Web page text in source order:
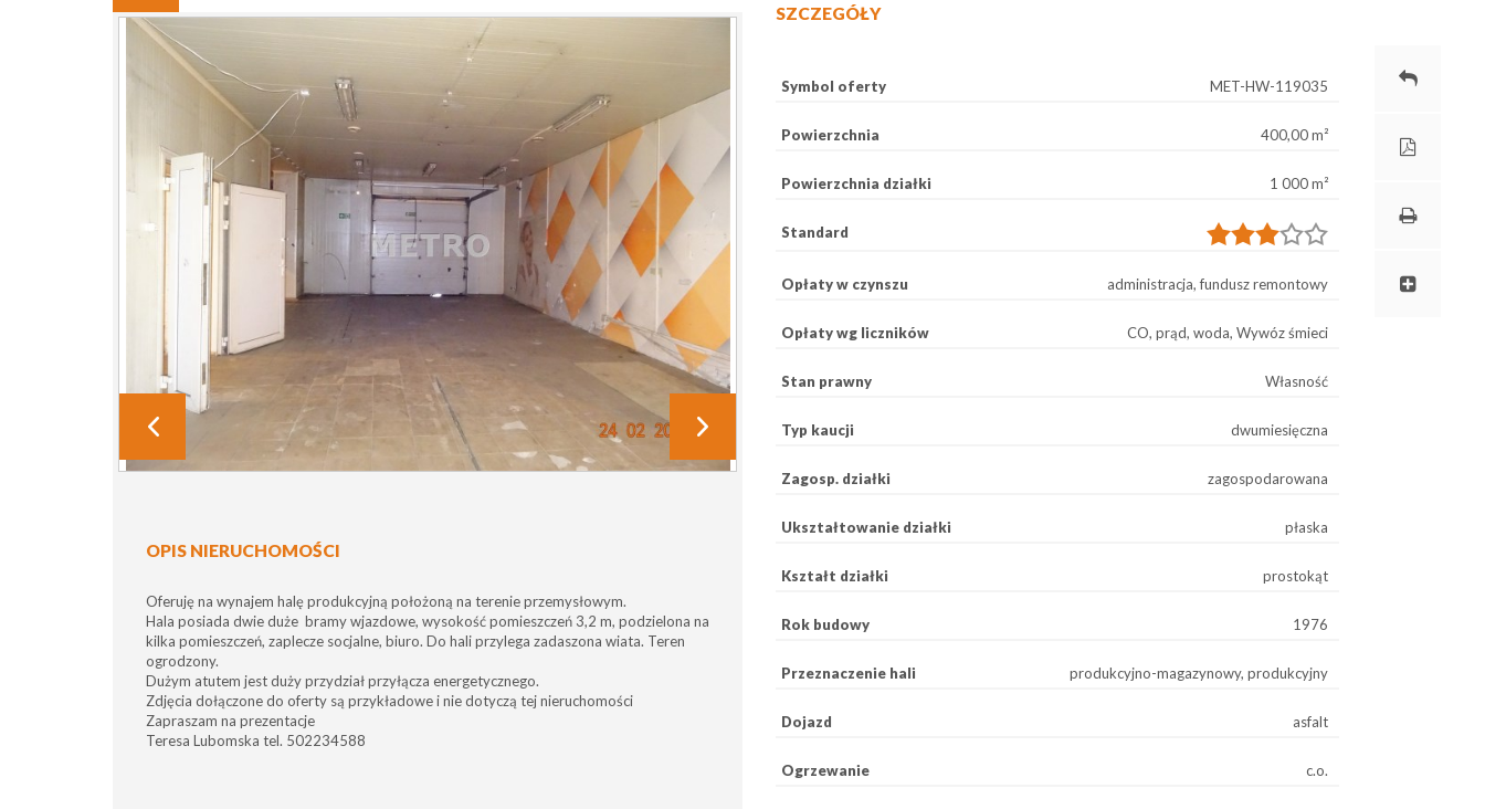
OPIS NIERUCHOMOŚCI
Oferuję na wynajem halę produkcyjną położoną na terenie przemysłowym.
Hala posiada dwie duże bramy wjazdowe, wysokość pomieszczeń 3,2 m, podzielona na
kilka pomieszczeń, zaplecze socjalne, biuro. Do hali przylega zadaszona wiata. Teren
ogrodzony.
Dużym atutem jest duży przydział przyłącza energetycznego.
Zdjęcia dołączone do oferty są przykładowe i nie dotyczą tej nieruchomości
Zapraszam na prezentacje
Teresa Lubomska tel. 502234588
SZCZEGÓŁY
Symbol oferty MET-HW-119035
Powierzchnia 400,00 m²
Powierzchnia działki 1 000 m²
Standard
Opłaty w czynszu administracja, fundusz remontowy
Opłaty wg liczników CO, prąd, woda, Wywóz śmieci
Stan prawny Własność
Typ kaucji dwumiesięczna
Zagosp. działki zagospodarowana
Ukształtowanie działki płaska
Kształt działki prostokąt
Rok budowy 1976
Przeznaczenie hali produkcyjno-magazynowy, produkcyjny
Dojazd asfalt
Ogrzewanie c.o.